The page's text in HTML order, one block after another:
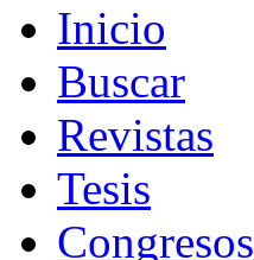
Inicio
Buscar
Revistas
Tesis
Congresos